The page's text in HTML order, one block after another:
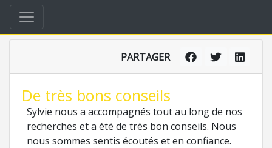
PARTAGER
De très bons conseils
Sylvie nous a accompagnés tout au long de nos
recherches et a été de très bon conseils. Nous
nous sommes sentis écoutés et en confiance.